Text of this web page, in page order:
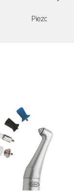
Piezo Scaler